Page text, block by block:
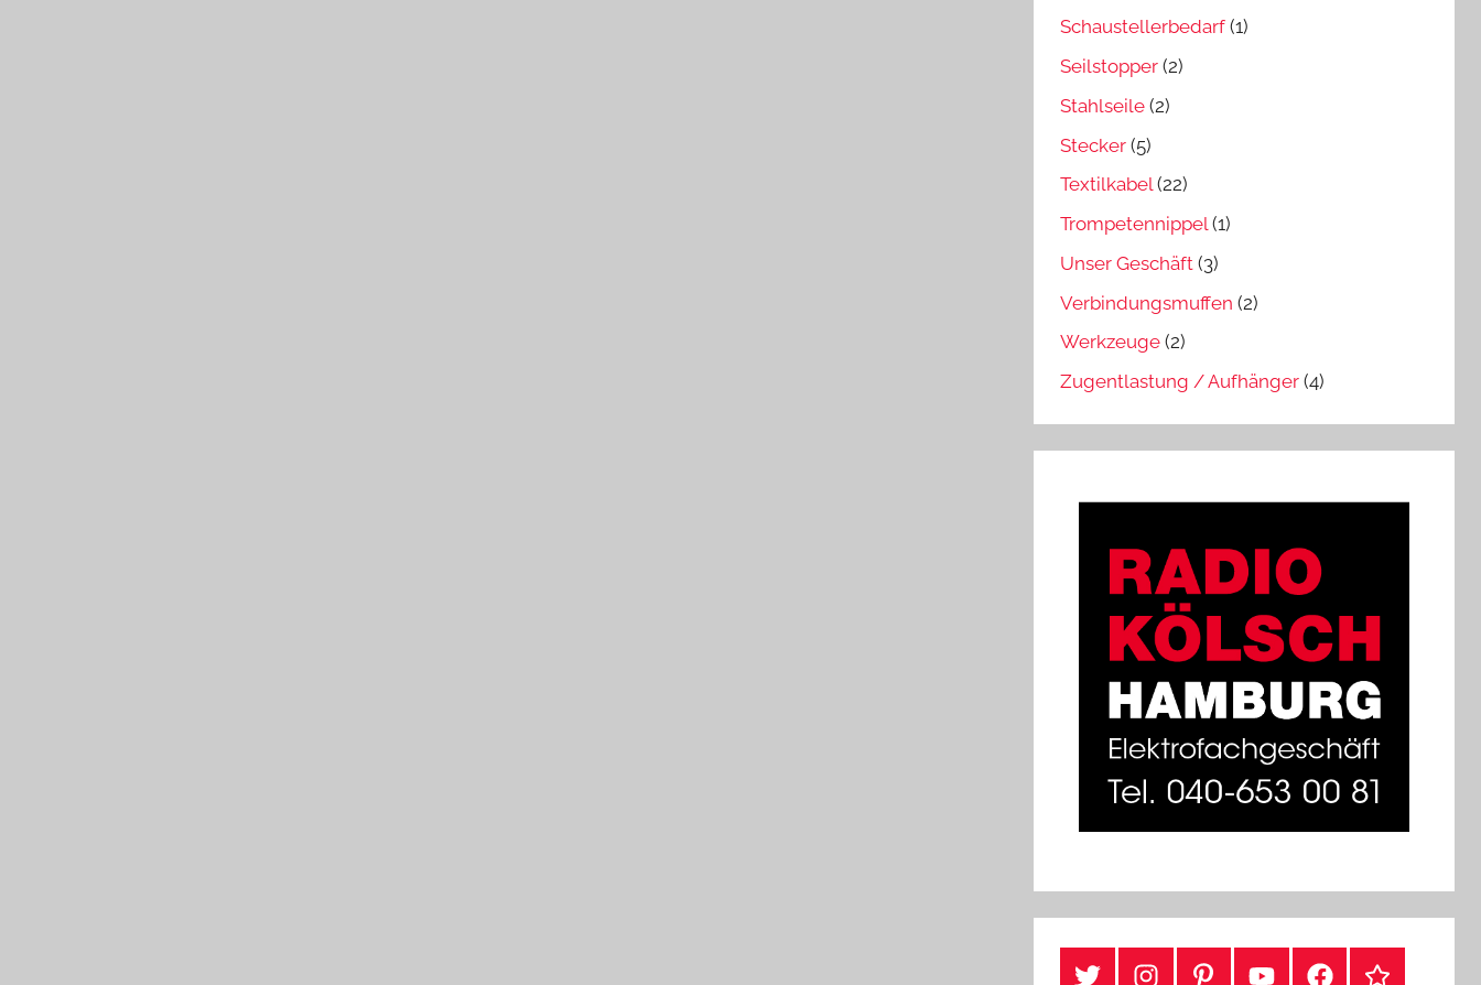
Schaustellerbedarf (1)
Seilstopper (2)
Stahlseile (2)
Stecker (5)
Textilkabel(22)
Trompetennippel(1)
Unser Geschäft (3)
Verbindungsmuffen (2)
Werkzeuge (2)
Zugentlastung / Aufhänger (4)
#TwitterInstagramPinterestYouTubeFacebook
TikTok